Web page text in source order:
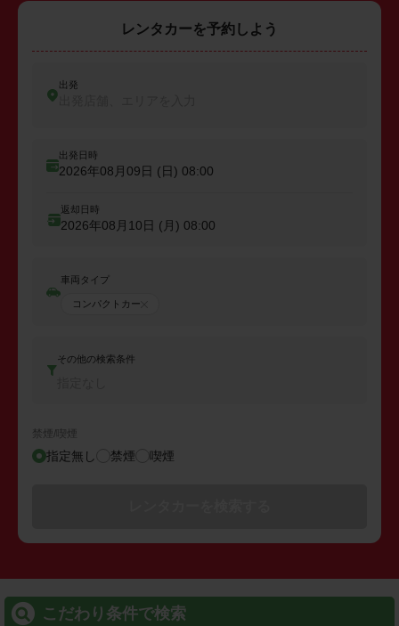
レンタカーを予約しよう
出発
出発日時
2026年08月09日 (日) 08:00
返却日時
2026年08月10日 (月) 08:00
車両タイプ
コンパクトカー
その他の検索条件
禁煙/喫煙
指定無し 禁煙 喫煙
こだわり条件で検索